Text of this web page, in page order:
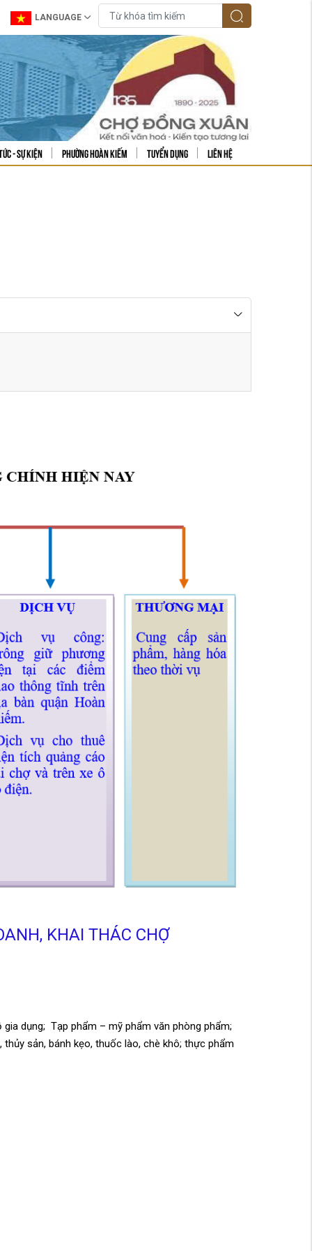
LANGUAGE
- sự kiện Phường Hoàn Kiếm Tuyển dụng Liên hệ
KHAI THÁC CHỢ
dụng; Tạp phẩm – mỹ phẩm văn phòng phẩm;
sản, bánh kẹo, thuốc lào, chè khô; thực phẩm